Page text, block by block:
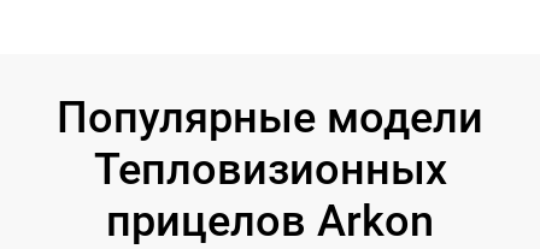
Популярные модели
Тепловизионных
прицелов Arkon